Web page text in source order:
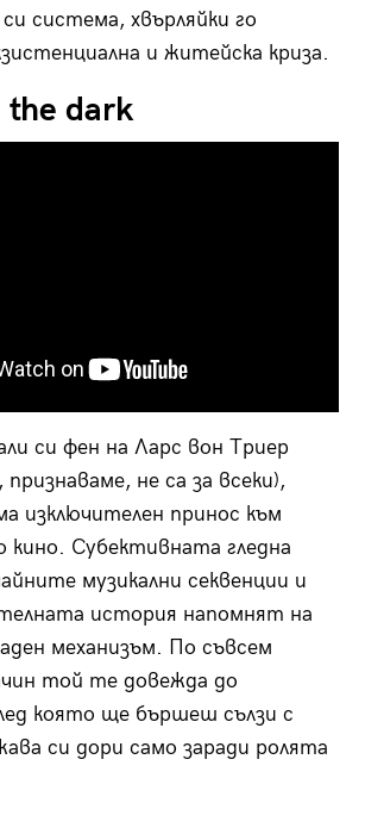
система, хвърляйки го
и житейска криза.
the dark
си фен на Ларс вон Триер
не са за всеки),
изключителен принос към
кино. Субективната гледна
музикални секвенции и
история напомнят на
механизъм. По съвсем
той те довежда до
която ще бършеш сълзи с
си дори само заради ролята